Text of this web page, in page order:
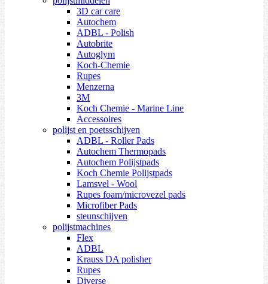
3D car care
Autochem
ADBL - Polish
Autobrite
Autoglym
Koch-Chemie
Rupes
Menzerna
3M
Koch Chemie - Marine Line
Accessoires
polijst en poetsschijven
ADBL - Roller Pads
Autochem Thermopads
Autochem Polijstpads
Koch Chemie Polijstpads
Lamsvel - Wool
Rupes foam/microvezel pads
Microfiber Pads
steunschijven
polijstmachines
Flex
ADBL
Krauss DA polisher
Rupes
Diverse